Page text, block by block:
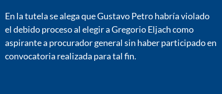
En la tutela se alega que Gustavo Petro habría violado
el debido proceso al elegir a Gregorio Eljach como
aspirante a procurador general sin haber participado en
convocatoria realizada para tal fin.